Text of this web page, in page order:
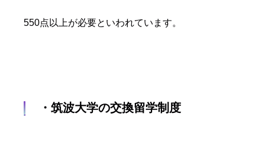
550点以上が必要といわれています。
・筑波大学の交換留学制度